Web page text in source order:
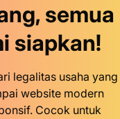
semua
siapkan!
legalitas usaha yang
website modern
Cocok untuk